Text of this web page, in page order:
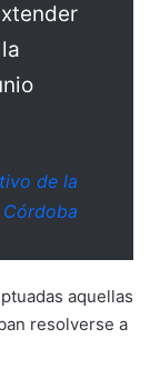
de la
aquellas
resolverse a